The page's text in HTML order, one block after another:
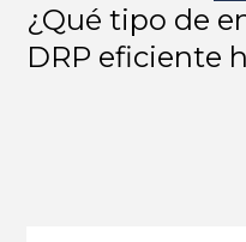
¿Qué tipo de
DRP eficiente